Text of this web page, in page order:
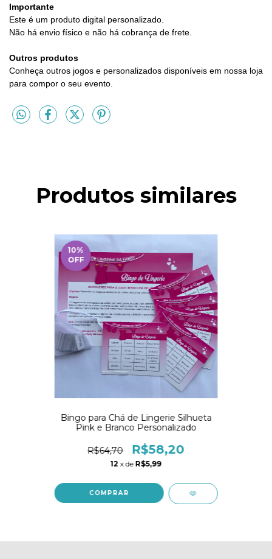
Importante
Este é um produto digital personalizado.
Não há envio físico e não há cobrança de frete.
Outros produtos
Conheça outros jogos e personalizados disponíveis em nossa loja
para compor o seu evento.
Produtos similares
10%
OFF
Bingo para Chá de Lingerie Silhueta
Pink e Branco Personalizado
R$64,70 R$58,20
12 x de R$5,99
COMPRAR